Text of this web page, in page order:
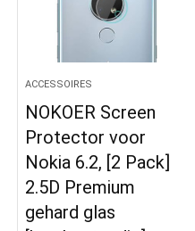
ACCESSOIRES
NOKOER Screen
Protector voor
Nokia 6.2, [2 Pack]
2.5D Premium
gehard glas